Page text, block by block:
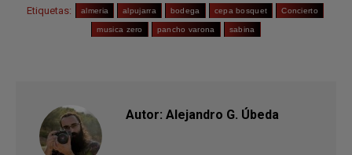
Etiquetas: almeria alpujarra bodega cepa bosquet Concierto
musica zero pancho varona sabina
Autor: Alejandro G. Úbeda